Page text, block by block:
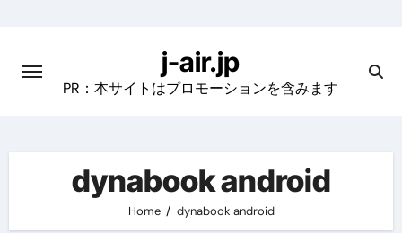
content
j-air.jp
PR：本サイトはプロモーションを含みます
dynabook android
Home dynabook android